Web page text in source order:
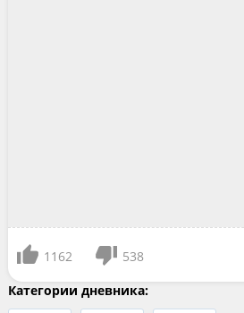
1162
538
Категории дневника: